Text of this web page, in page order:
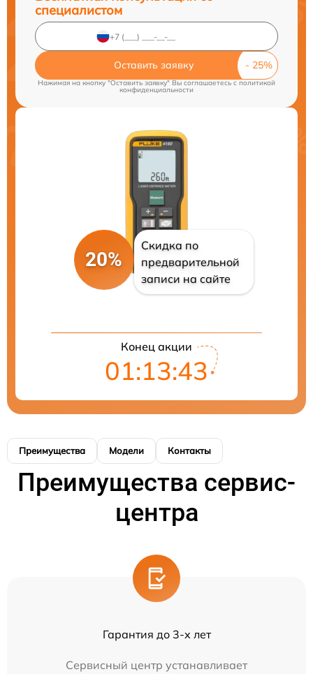
специалистом
Оставить заявку
Нажимая на кнопку "Оставить заявку" Вы соглашаетесь cполитикой
конфиденциальности
20%
Скидка по
предварительной
записи на сайте
Конец акции
01:13:43
Преимущества Модели Контакты
Преимущества сервис-
центра
Гарантия до 3-х лет
Сервисный центр устанавливает